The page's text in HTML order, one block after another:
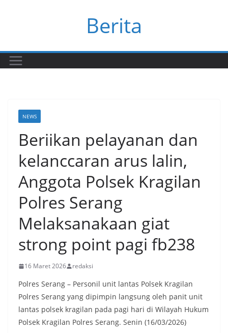
Berita
NEWS
Beriikan pelayanan dan
kelanccaran arus lalin,
Anggota Polsek Kragilan
Polres Serang
Melaksanakaan giat
strong point pagi fb238
16 Maret 2026 redaksi
Polres Serang – Personil unit lantas Polsek Kragilan
Polres Serang yang dipimpin langsung oleh panit unit
lantas polsek kragilan pada pagi hari di Wilayah Hukum
Polsek Kragilan Polres Serang. Senin (16/03/2026)